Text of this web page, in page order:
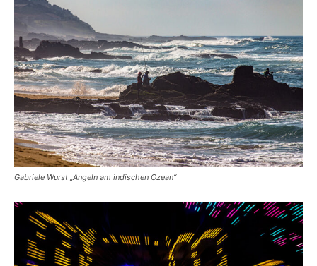
Gabriele Wurst „Angeln am indischen Ozean“